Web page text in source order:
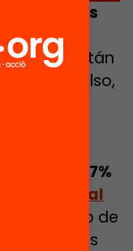
a las
,que están
convulso,
y
vitales
un 47%
salud mental
de
los intentos